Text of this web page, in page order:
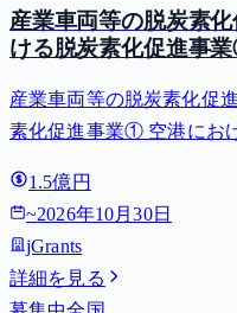
産業車両等の脱炭素
ける脱炭素化促進事
費等補助金）
産業車両等の脱炭素化促
素化促進事業① 空港にお
1.5億円
~2026年10月30日
jGrants
詳細を見る